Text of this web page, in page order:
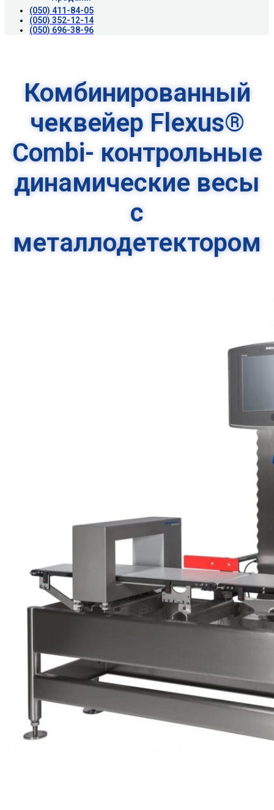
(050) 411-84-05
(050) 352-12-14
(050) 696-38-96
Комбинированный
чеквейер Flexus®
Combi- контрольные
динамические весы
с
металлодетектором